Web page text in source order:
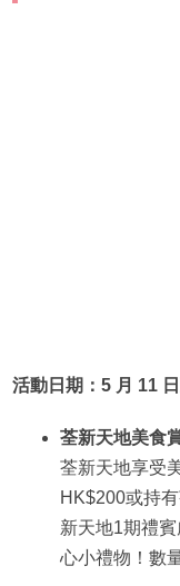
活動日期：5 月 11
荃新天地美食
荃新天地享受
HK$200或持
新天地1期禮
心小禮物！數